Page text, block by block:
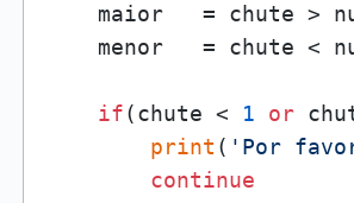
maior   = chute >
menor   = chute <
if(chute < 1 or
print ( 'Por
continue